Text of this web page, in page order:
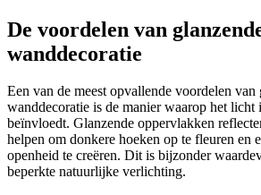
De voordelen van
wanddecoratie
Een van de meest opvallende voordelen van
wanddecoratie is de manier waarop het licht
beïnvloedt. Glanzende oppervlakken
helpen om donkere hoeken op te fleuren en
openheid te creëren. Dit is bijzonder
beperkte natuurlijke verlichting.